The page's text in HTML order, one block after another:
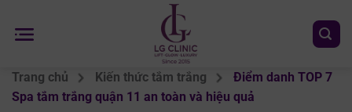
đến
Trang chủ Kiến thức tắm trắng
Điểm danh TOP 7
Spa tắm trắng quận 11 an toàn và hiệu quả